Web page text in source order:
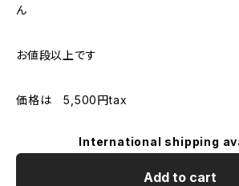
ん
お値段以上です
価格は 5,500円tax
International shipping
Add to cart